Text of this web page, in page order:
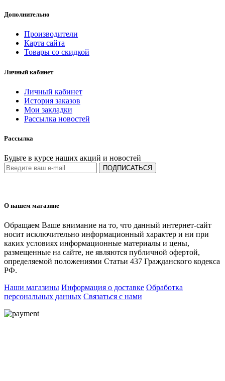
Дополнительно
Производители
Карта сайта
Товары со скидкой
Личный кабинет
Личный кабинет
История заказов
Мои закладки
Рассылка новостей
Рассылка
Будьте в курсе наших акций и новостей
ПОДПИСАТЬСЯ
О нашем магазине
Обращаем Ваше внимание на то, что данный интернет-сайт
носит исключительно информационный характер и ни при
каких условиях информационные материалы и цены,
размещенные на сайте, не являются публичной офертой,
определяемой положениями Статьи 437 Гражданского кодекса
РФ.
Наши магазины Информация о доставке Обработка
персональных данных Связаться с нами